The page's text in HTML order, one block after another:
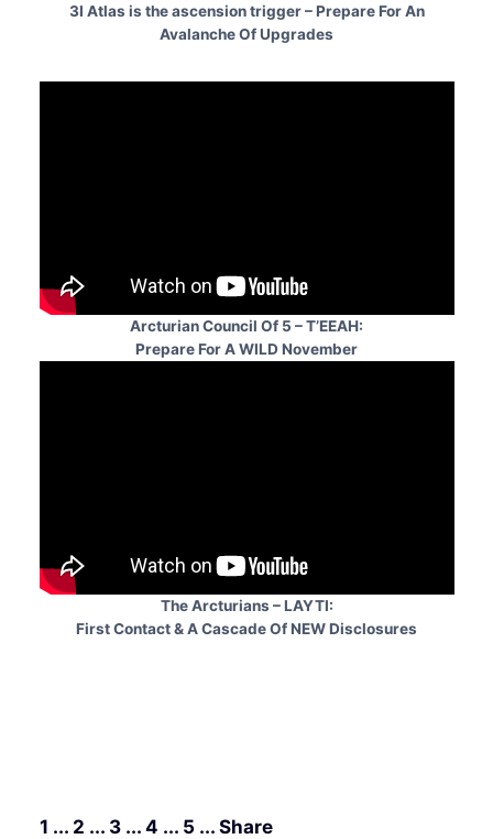
3I Atlas is the ascension trigger – Prepare For An
Avalanche Of Upgrades
Arcturian Council Of 5 – T’EEAH:
Prepare For A WILD November
The Arcturians – LAYTI:
First Contact & A Cascade Of NEW Disclosures
1 ... 2 ... 3 ... 4 ... 5 ... Share